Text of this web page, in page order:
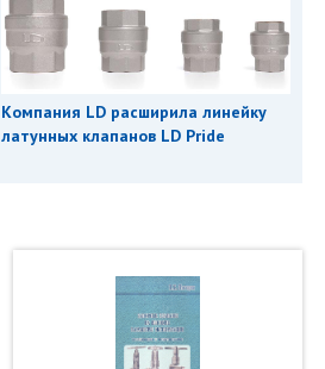
Компания LD расширила линейку
латунных клапанов LD Pride